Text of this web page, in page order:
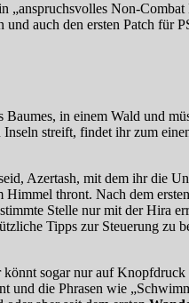
Non-
auch den ersten Patch für
in einem Wald und
streift, findet ihr zum
Azertash, mit dem ihr die
thront. Nach dem
Stelle nur mit der Hira
Tipps zur Steuerung zu
sogar nur auf
die Phrasen wie